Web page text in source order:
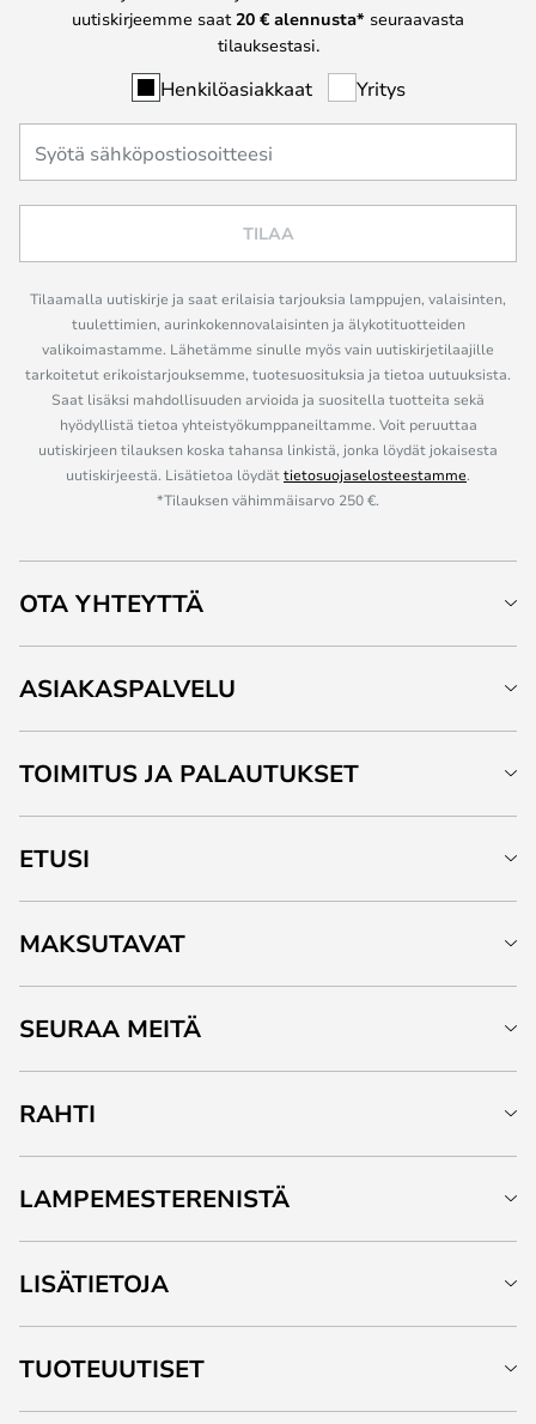
uutiskirjeemme saat 20 € alennusta* seuraavasta
tilauksestasi.
Henkilöasiakkaat Yritys
TILAA
Tilaamalla uutiskirje ja saat erilaisia tarjouksia lamppujen, valaisinten,
tuulettimien, aurinkokennovalaisinten ja älykotituotteiden
valikoimastamme. Lähetämme sinulle myös vain uutiskirjetilaajille
tarkoitetut erikoistarjouksemme, tuotesuosituksia ja tietoa uutuuksista.
Saat lisäksi mahdollisuuden arvioida ja suositella tuotteita sekä
hyödyllistä tietoa yhteistyökumppaneiltamme. Voit peruuttaa
uutiskirjeen tilauksen koska tahansa linkistä, jonka löydät jokaisesta
uutiskirjeestä. Lisätietoa löydättietosuojaselosteestamme.
*Tilauksen vähimmäisarvo 250 €.
OTA YHTEYTTÄ
ASIAKASPALVELU
TOIMITUS JA PALAUTUKSET
ETUSI
MAKSUTAVAT
SEURAA MEITÄ
RAHTI
LAMPEMESTERENISTÄ
LISÄTIETOJA
TUOTEUUTISET